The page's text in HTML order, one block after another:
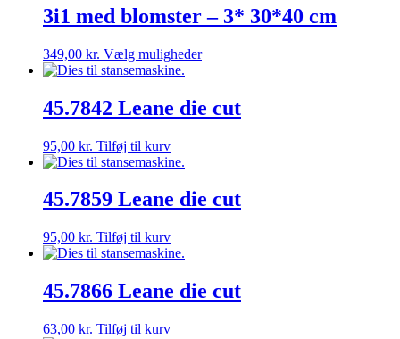
flere
varianter.
kan
varesiden
3i1 med blomster – 3* 30*40 cm
349,00 kr. Vælg mulighederDette
varianter.
varesiden
45.7842 Leane die cut
95,00 kr. Tilføj til kurv
45.7859 Leane die cut
95,00 kr. Tilføj til kurv
45.7866 Leane die cut
63,00 kr. Tilføj til kurv